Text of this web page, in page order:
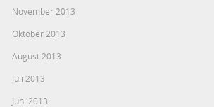
November 2013
Oktober 2013
August 2013
Juli 2013
Juni 2013